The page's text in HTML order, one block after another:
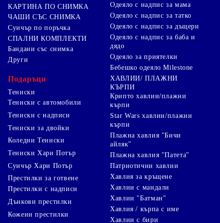
КАРТИНА ПО СНИМКА
ЧАШИ СЪС СНИМКА
Суичър по поръчка
СПАЛНИ КОМПЛЕКТИ
Бандани със снимка
Други
Подаръци
Тениски
Тениски с автомобили
Тениски с надписи
Тениски за двойки
Коледни Тениски
Тениски Хари Потър
Суичър Хари Потър
Престилки за готвене
Престилки с надписи
Дънкови престилки
Кожени престилки
Одеяло с надпис за мама
Одеяло с надпис за татко
Одеяло с надпис за дъщери
Одеяло с надпис за баба и
дядо
Одеяло за приятелки
Бебешко одеяло Milestone
ХАВЛИИ/ ПЛАЖНИ
КЪРПИ
Крипто хавлии/плажни
кърпи
Star Wars хавлии/плажни
кърпи
Плажна хавлия "Бичи
айляк"
Плажна хавлия "Патета"
Патриотични хавлии
Хавлия за кръщене
Хавлии с мандали
Хавлии "Батман"
Хавлия / кърпа с име
Хавлии с бири